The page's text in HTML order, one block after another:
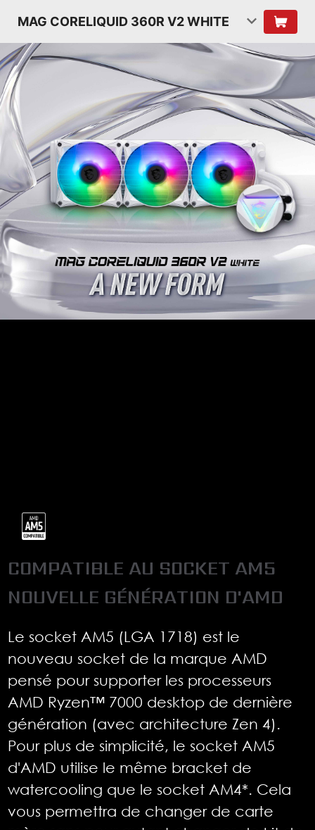
MAG CORELIQUID 360R V2 WHITE
COMPATIBLE AU SOCKET AM5
NOUVELLE GÉNÉRATION D'AMD
Le socket AM5 (LGA 1718) est le
nouveau socket de la marque AMD
pensé pour supporter les processeurs
AMD Ryzen™ 7000 desktop de dernière
génération (avec architecture Zen 4).
Pour plus de simplicité, le socket AM5
d'AMD utilise le même bracket de
watercooling que le socket AM4*. Cela
vous permettra de changer de carte